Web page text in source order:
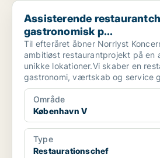
Assisterende restaurantchef til nyt
Assisterende
gastronomisk p...
Til efteråret åbner Norrlyst
ambitiøst restaurantprojekt på en
unikke lokationer.Vi skaber en
gastronomi, værtskab og service
Område
København V
Type
Restaurationschef